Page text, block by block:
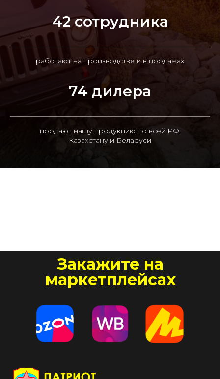
42 сотрудника
работают на производстве и в продажах
74 дилера
продают нашу продукцию по всей РФ,
Казахстану и Беларуси
Закажите на
маркетплейсах